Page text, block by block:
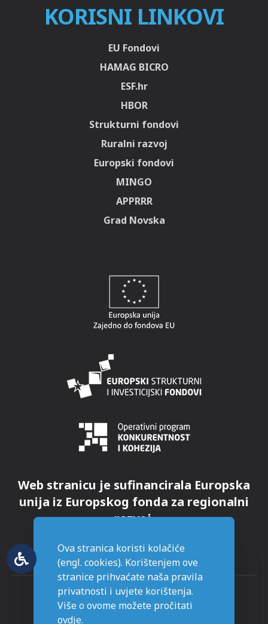
KORISNI LINKOVI
EU Fondovi
HAMAG BICRO
ESF.hr
HBOR
Strukturni fondovi
Ruralni razvoj
Europski fondovi
MINGO
APPRRR
Grad Novska
Web stranicu je sufinancirala Europska
unija iz Europskog fonda za regionalni
razvoj.
Ova stranica koristi kolačiće
(engl. cookies). Korištenjem ove
stranice prihvaćate naša pravila
privatnosti i uvjete korištenja.
Više o ovome možete pročitati
ovdje.